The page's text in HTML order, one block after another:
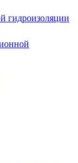
гидроизоляции